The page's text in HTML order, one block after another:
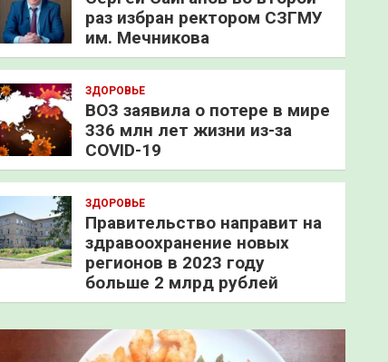
раз избран ректором СЗГМУ
им. Мечникова
ЗДОРОВЬЕ
ВОЗ заявила о потере в мире
336 млн лет жизни из-за
COVID-19
ЗДОРОВЬЕ
Правительство направит на
здравоохранение новых
регионов в 2023 году
больше 2 млрд рублей